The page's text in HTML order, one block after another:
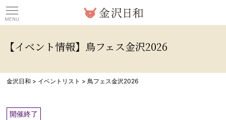
【イベント情報】鳥フェス金沢2026
金沢日和 > イベントリスト >鳥フェス金沢2026
開催終了